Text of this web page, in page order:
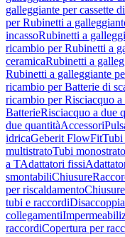
galleggiante per cassette
per Rubinetti a
incassoRubinetti a
ricambio per Rubinetti a
ceramicaRubinetti a
Rubinetti a galleggiante
ricambio per Batterie di
ricambio per Risciacquo a
BatterieRisciacquo a due
due quantitàAccessori
idricaGeberit FlowFitTubi
multistratoTubi monostrato
a TAdattatori fissi
smontabiliChiusure
per riscaldamento
tubi e raccordi
collegamenti
raccordiCopertura per